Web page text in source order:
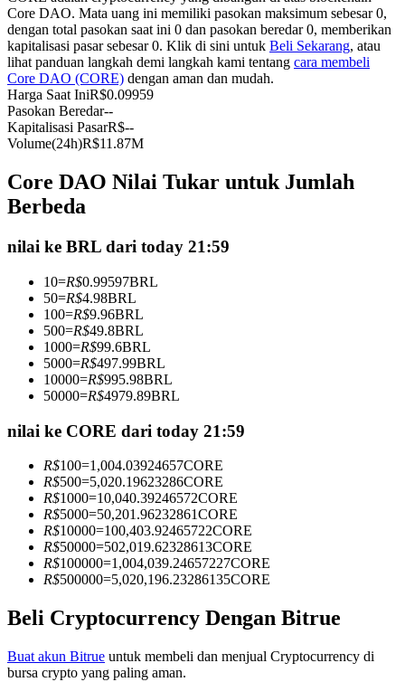
Copy Trading
Bergabunglah dengan pedagang top
Menjadi Pedagang Salinan
Nikmati pembagian keuntungan dan komisi copy trading
Informasi
Analisis data besar termasuk info perdagangan, dll.
Core DAO. Mata uang ini memiliki pasokan maksimum sebesar 0,
dengan total pasokan saat ini 0 dan pasokan beredar 0, memberikan
kapitalisasi pasar sebesar 0. Klik di sini untuk Beli Sekarang, atau
lihat panduan langkah demi langkah kami tentang cara membeli
Core DAO (CORE) dengan aman dan mudah.
Harga Saat IniR$0.09959
Pasokan Beredar--
Kapitalisasi PasarR$--
Volume(24h)R$11.87M
Core DAO Nilai Tukar untuk Jumlah
Berbeda
nilai ke BRL dari today 21:59
10=R$0.99597BRL
50=R$4.98BRL
100=R$9.96BRL
500=R$49.8BRL
1000=R$99.6BRL
5000=R$497.99BRL
10000=R$995.98BRL
50000=R$4979.89BRL
nilai ke CORE dari today 21:59
R$100=1,004.03924657CORE
R$500=5,020.19623286CORE
R$1000=10,040.39246572CORE
R$5000=50,201.96232861CORE
R$10000=100,403.92465722CORE
R$50000=502,019.62328613CORE
R$100000=1,004,039.24657227CORE
R$500000=5,020,196.23286135CORE
Beli Cryptocurrency Dengan Bitrue
Buat akun Bitrue untuk membeli dan menjual Cryptocurrency di
bursa crypto yang paling aman.